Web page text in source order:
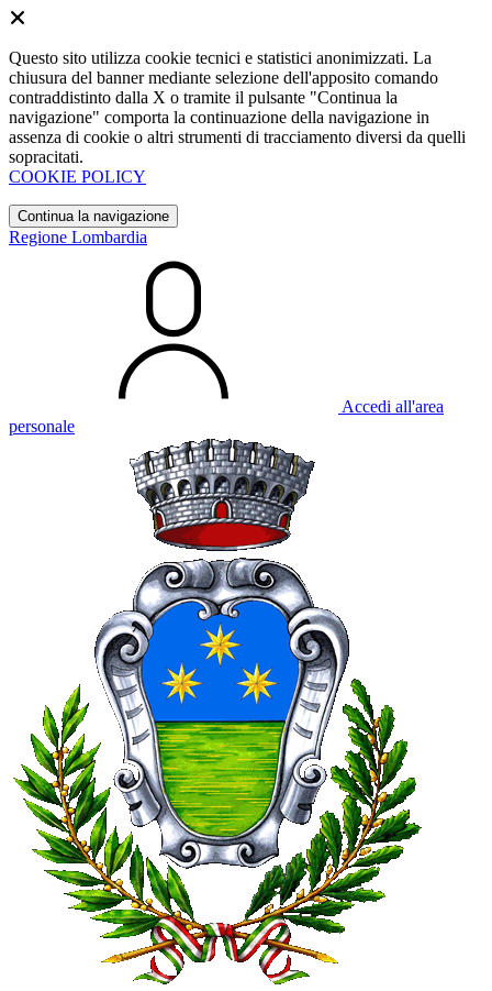
Questo sito utilizza cookie tecnici e statistici anonimizzati. La
chiusura del banner mediante selezione dell'apposito comando
contraddistinto dalla X o tramite il pulsante "Continua la
navigazione" comporta la continuazione della navigazione in
assenza di cookie o altri strumenti di tracciamento diversi da quelli
sopracitati.
COOKIE POLICY
Continua la navigazione
Regione Lombardia
Accedi all'area
personale